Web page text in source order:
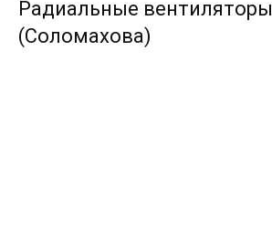
Радиальные вентиляторы
(Соломахова)